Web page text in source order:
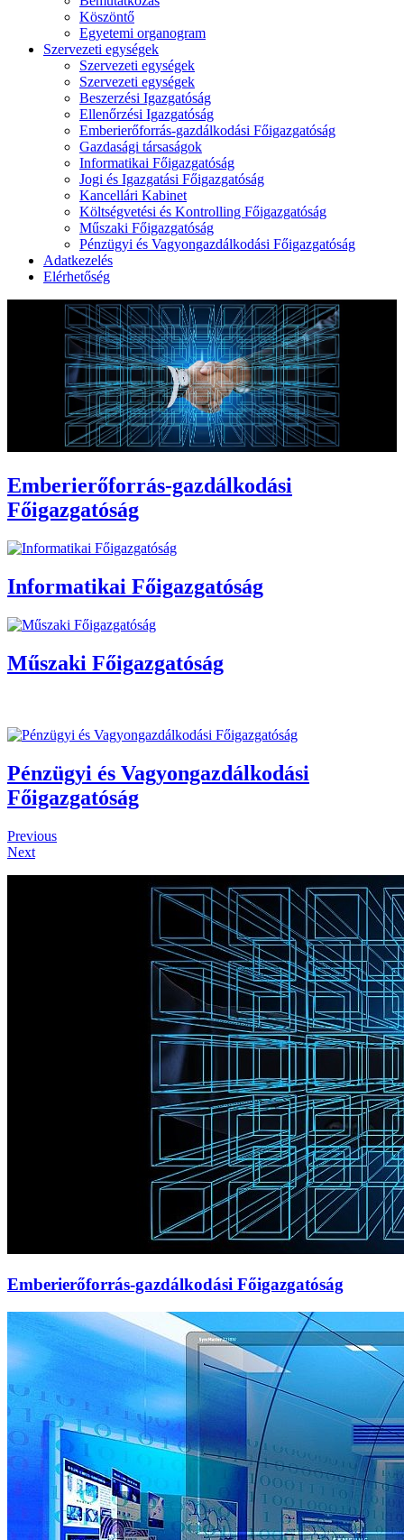
Köszöntő
Egyetemi organogram
Szervezeti egységek
Szervezeti egységek
Szervezeti egységek
Beszerzési Igazgatóság
Ellenőrzési Igazgatóság
Emberierőforrás-gazdálkodási Főigazgatóság
Gazdasági társaságok
Informatikai Főigazgatóság
Jogi és Igazgatási Főigazgatóság
Kancellári Kabinet
Költségvetési és Kontrolling Főigazgatóság
Műszaki Főigazgatóság
Pénzügyi és Vagyongazdálkodási Főigazgatóság
Adatkezelés
Elérhetőség
Emberierőforrás-gazdálkodási
Főigazgatóság
Informatikai Főigazgatóság
Műszaki Főigazgatóság
Pénzügyi és Vagyongazdálkodási
Főigazgatóság
Previous
Next
Emberierőforrás-gazdálkodási Főigazgatóság